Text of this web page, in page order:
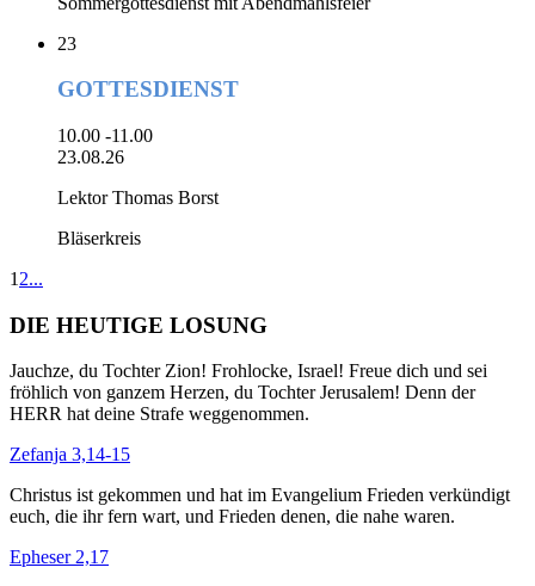
23
GOTTESDIENST
10.00 -11.00
23.08.26
Lektor Thomas Borst
Bläserkreis
1 2...
DIE HEUTIGE LOSUNG
Jauchze, du Tochter Zion! Frohlocke, Israel! Freue dich und sei
fröhlich von ganzem Herzen, du Tochter Jerusalem! Denn der
HERR hat deine Strafe weggenommen.
Zefanja 3,14-15
Christus ist gekommen und hat im Evangelium Frieden verkündigt
euch, die ihr fern wart, und Frieden denen, die nahe waren.
Epheser 2,17